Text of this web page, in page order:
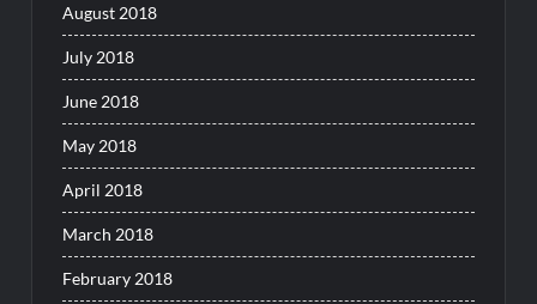
August 2018
July 2018
June 2018
May 2018
April 2018
March 2018
February 2018